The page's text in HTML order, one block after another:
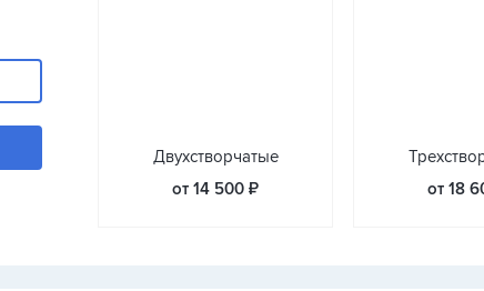
Двухстворчатые
от 14 500 ₽
от 18